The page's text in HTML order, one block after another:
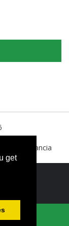
get
87210. Francia